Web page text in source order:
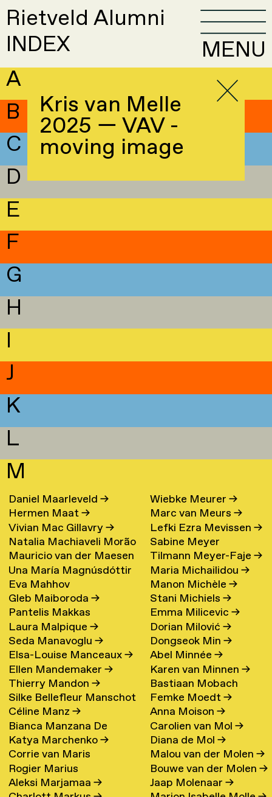
Rietveld Alumni
INDEX
MENU
A
B
C
D
E
F
G
H
I
J
K
L
M
Daniel Maarleveld→
Hermen Maat→
Vivian Mac Gillavry→
Natalia Machiaveli Morão
de Oliveira→
Mauricio van der Maesen
de Sombreff→
Una María Magnúsdóttir
→
Eva Mahhov
Gleb Maiboroda→
Pantelis Makkas
Laura Malpique→
Seda Manavoglu→
Elsa-Louise Manceaux→
Ellen Mandemaker→
Thierry Mandon→
Silke Bellefleur Manschot
→
Céline Manz→
Bianca Manzana De
Agustin→
Katya Marchenko→
Corrie van Maris
Rogier Marius
Aleksi Marjamaa→
Wiebke Meurer→
Marc van Meurs→
Lefki Ezra Mevissen→
Sabine Meyer
Tilmann Meyer-Faje→
Maria Michailidou→
Manon Michèle→
Stani Michiels→
Emma Milicevic→
Dorian Milović→
Dongseok Min→
Abel Minnée→
Karen van Minnen→
Bastiaan Mobach
Femke Moedt→
Anna Moison→
Carolien van Mol→
Diana de Mol→
Malou van der Molen→
Bouwe van der Molen→
Jaap Molenaar→
Kris van Melle
2025 — VAV -
moving image